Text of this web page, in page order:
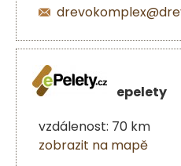
epelety
vzdálenost: 70 km
zobrazit na mapě